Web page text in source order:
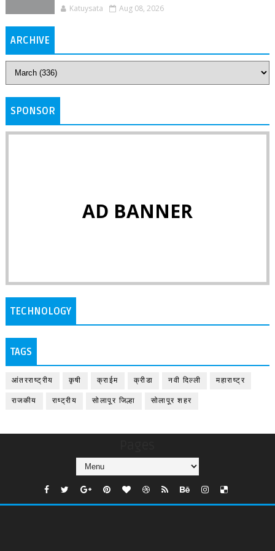
Katuysata Aug 08, 2026
ARCHIVE
SPONSOR
AD BANNER
TECHNOLOGY
TAGS
आंतरराष्ट्रीय कृषी क्राईम क्रीडा नवी दिल्ली महाराष्ट्र
राजकीय राष्ट्रीय सोलापूर जिल्हा सोलापूर शहर